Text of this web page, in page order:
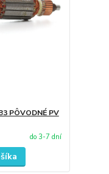
PÔVODNÉ PV
do 3-7 dní